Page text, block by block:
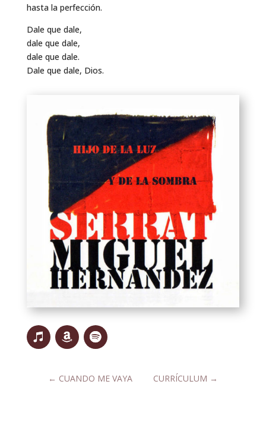
hasta la perfección.
Dale que dale,
dale que dale,
dale que dale.
Dale que dale, Dios.
← CUANDO ME VAYA CURRÍCULUM →